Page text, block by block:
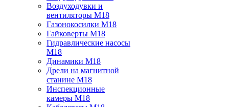
Воздуходувки и
вентиляторы M18
Газонокосилки M18
Гайковерты M18
Гидравлические насосы
M18
Динамики M18
Дрели на магнитной
станине M18
Инспекционные
камеры M18